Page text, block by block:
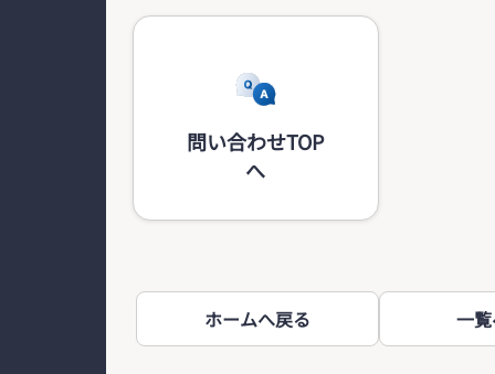
問い合わせTOP
へ
ホームへ戻る 一